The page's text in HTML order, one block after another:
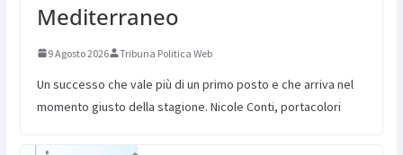
Mediterraneo
9 Agosto 2026 Tribuna Politica Web
Un successo che vale più di un primo posto e che arriva nel
momento giusto della stagione. Nicole Conti, portacolori